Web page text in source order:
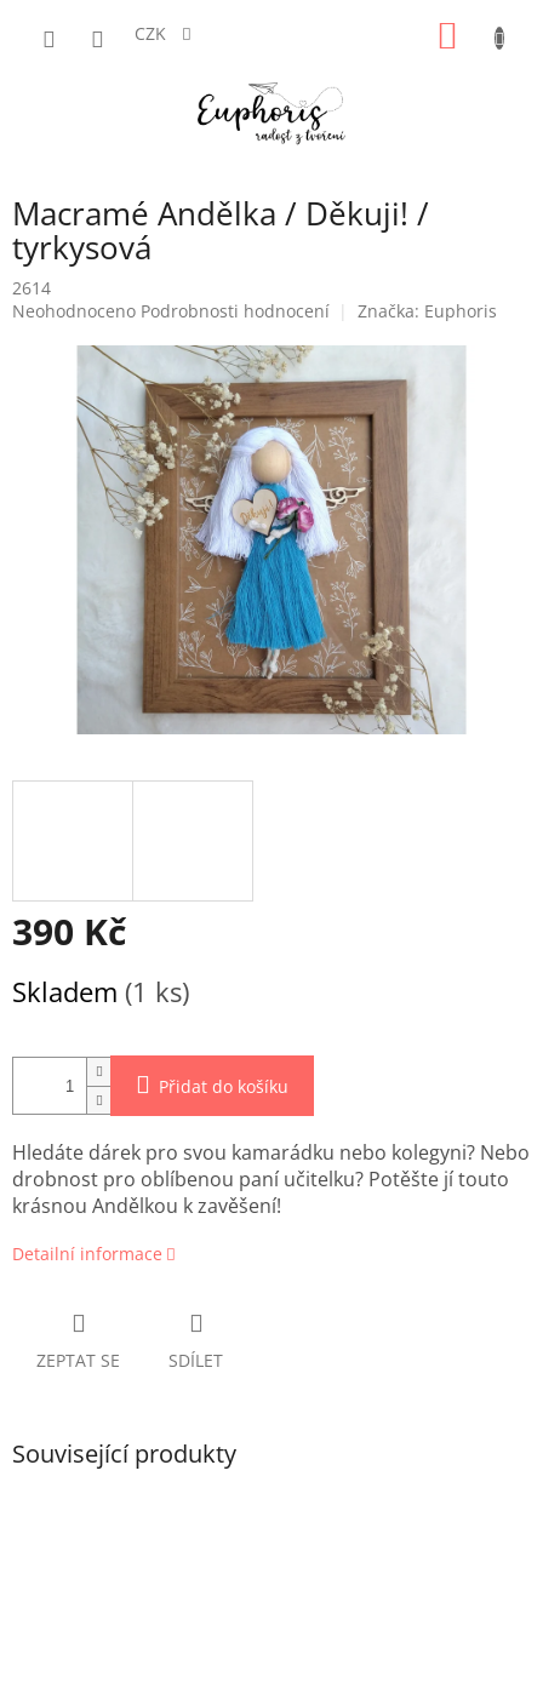
CZK
Macramé Andělka / Děkuji! /
tyrkysová
2614
Průměrné
hvězdiček.
Neohodnoceno Podrobnosti hodnocení Značka: Euphoris
390 Kč
cena:
Skladem (1 ks)
Přidat do košíku
Hledáte dárek pro svou kamarádku nebo kolegyni? Nebo
drobnost pro oblíbenou paní učitelku? Potěšte jí touto
krásnou Andělkou k zavěšení!
Detailní informace
ZEPTAT SE SDÍLET
Související produkty